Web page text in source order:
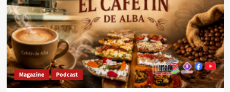
Magazine Podcast